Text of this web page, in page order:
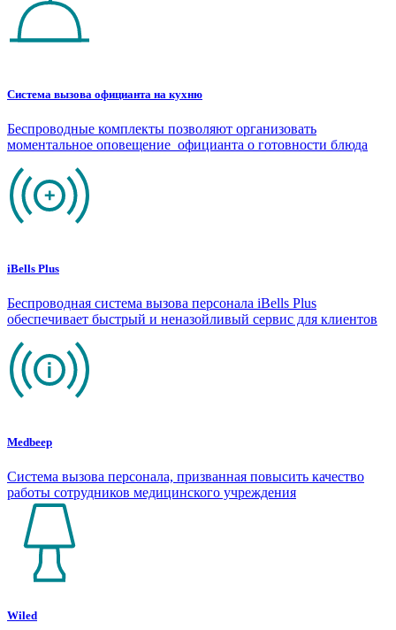
Система вызова официанта на кухню
Беспроводные комплекты позволяют организовать
моментальное оповещение официанта о готовности блюда
iBells Plus
Беспроводная система вызова персонала iBells Plus
обеспечивает быстрый и неназойливый сервис для клиентов
Medbeep
Система вызова персонала, призванная повысить качество
работы сотрудников медицинского учреждения
Wiled